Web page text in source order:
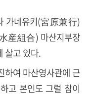
가네유키(宮原兼行)
産組合) 마산지부장
살고 있다.
하여 마산영사관에 근
고 본인도 그럴 참이